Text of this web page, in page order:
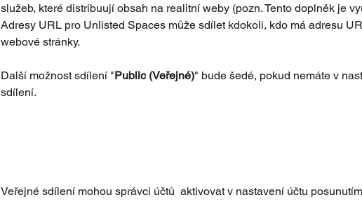
služeb, které distribuují obsah na realitní weby (pozn. Tento doplněk je
Adresy URL pro Unlisted Spaces může sdílet kdokoli, kdo má adresu
webové stránky.
Další možnost sdílení "Public (Veřejné)" bude šedé, pokud nemáte v
sdílení.
Veřejné sdílení mohou správci účtů  aktivovat v nastavení účtu